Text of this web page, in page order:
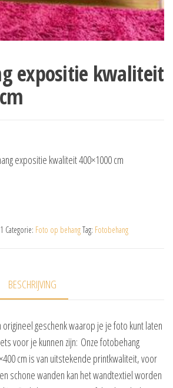
expositie kwaliteit
expositie kwaliteit 400×1000 cm
Categorie: Foto op behangTag: Fotobehang
BESCHRIJVING
geschenk waarop je je foto kunt laten
voor je kunnen zijn: Onze fotobehang
cm is van uitstekende printkwaliteit, voor
schone wanden kan het wandtextiel worden